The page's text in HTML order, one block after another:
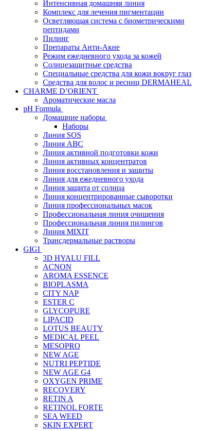
Интенсивная домашняя линия
Комплекс для лечения пигментации
Осветляющая система с биометрическими
пептидами
Пилинг
Препараты Анти-Акне
Режим ежедневного ухода за кожей
Солнцезащитные средства
Специальные средства для кожи вокруг глаз
Средства для волос и ресниц DERMAHEAL
CHARME D’ORIENT
Ароматические масла
pH Formula
Домашние наборы
Наборы
Линия SOS
Линия АВС
Линия активной подготовки кожи
Линия активных концентратов
Линия восстановления и защиты
Линия для ежедневного ухода
Линия защита от солнца
Линия концентрированные сыворотки
Линия профессиональных масок
Профессиональная линия очищения
Профессиональная линия пилингов
Линия MIXIT
Трансдермальные растворы
GIGI
3D HYALU FILL
ACNON
AROMA ESSENCE
BIOPLASMA
CITY NAP
ESTER C
GLYCOPURE
LIPACID
LOTUS BEAUTY
MEDICAL PEEL
MESOPRO
NEW AGE
NUTRI PEPTIDE
NEW AGE G4
OXYGEN PRIME
RECOVERY
RETIN A
RETINOL FORTE
SEA WEED
SKIN EXPERT